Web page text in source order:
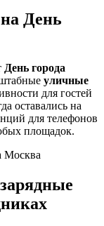
День
День города
уличные
для гостей
оставались на
для телефонов
площадок.